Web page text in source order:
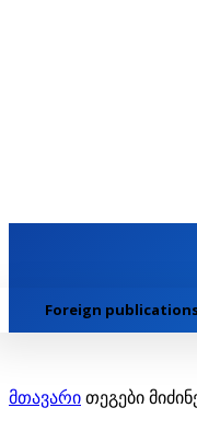
Foreign
მთავარი თეგები